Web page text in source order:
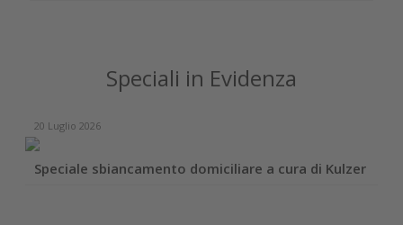
Speciali in Evidenza
20 Luglio 2026
Speciale sbiancamento domiciliare a cura di Kulzer